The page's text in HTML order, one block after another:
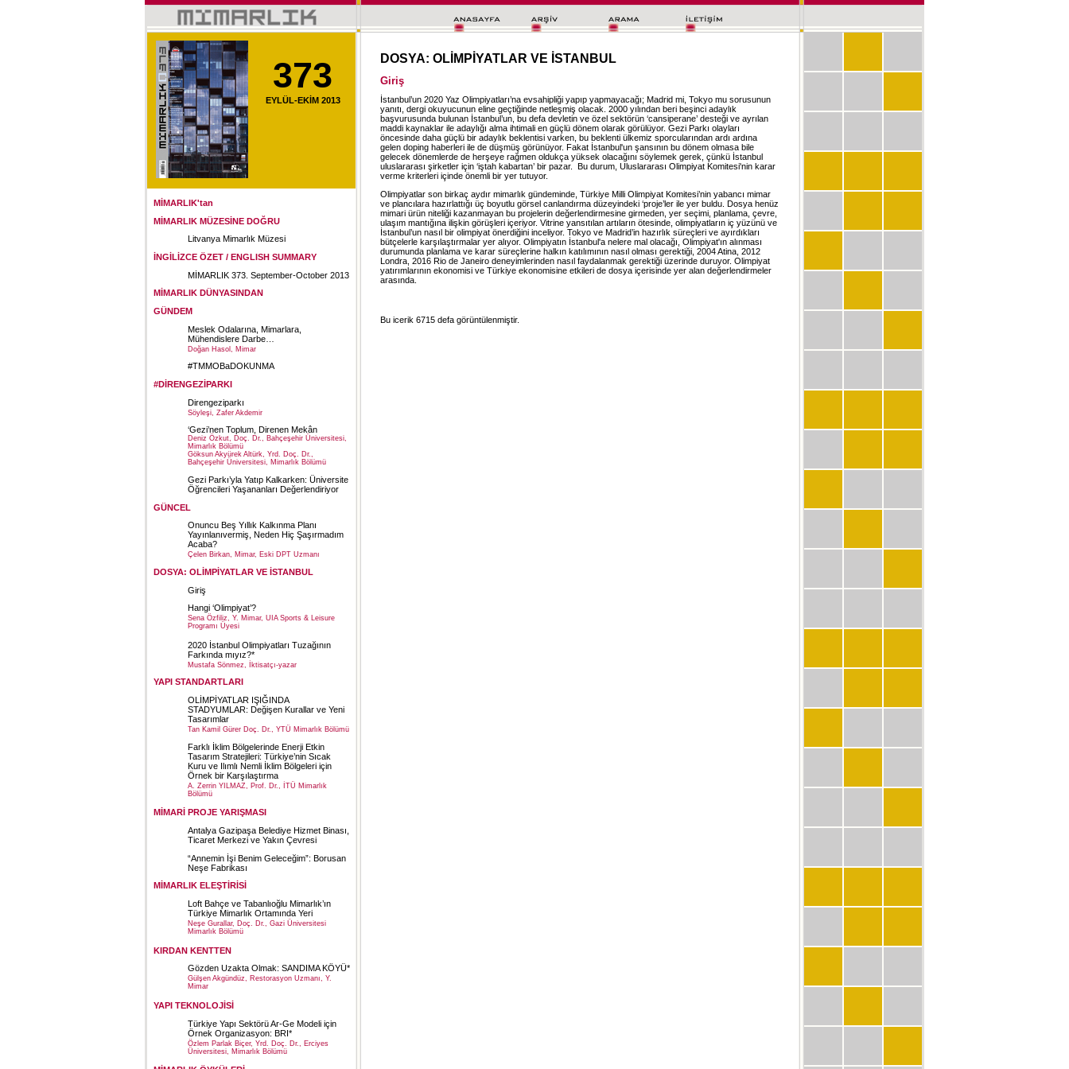
373
EYLÜL-EKİM 2013
MİMARLIK'tan
MİMARLIK MÜZESİNE DOĞRU
Litvanya Mimarlık Müzesi
İNGİLİZCE ÖZET / ENGLISH SUMMARY
MİMARLIK 373. September-October 2013
MİMARLIK DÜNYASINDAN
GÜNDEM
Meslek Odalarına, Mimarlara,
Mühendislere Darbe…
Doğan Hasol, Mimar
#TMMOBaDOKUNMA
#DİRENGEZİPARKI
Direngeziparkı
Söyleşi, Zafer Akdemir
‘Gezi’nen Toplum, Direnen Mekân
Deniz Özkut, Doç. Dr., Bahçeşehir Üniversitesi,
Mimarlık Bölümü
Göksun Akyürek Altürk, Yrd. Doç. Dr.,
Bahçeşehir Üniversitesi, Mimarlık Bölümü
Gezi Parkı’yla Yatıp Kalkarken: Üniversite
Öğrencileri Yaşananları Değerlendiriyor
GÜNCEL
Onuncu Beş Yıllık Kalkınma Planı
Yayınlanıvermiş, Neden Hiç Şaşırmadım
Acaba?
Çelen Birkan, Mimar, Eski DPT Uzmanı
DOSYA: OLİMPİYATLAR VE İSTANBUL
Giriş
Hangi ‘Olimpiyat’?
Sena Özfiliz, Y. Mimar, UIA Sports & Leisure
Programı Üyesi
2020 İstanbul Olimpiyatları Tuzağının
Farkında mıyız?*
Mustafa Sönmez, İktisatçı-yazar
YAPI STANDARTLARI
OLİMPİYATLAR IŞIĞINDA
STADYUMLAR: Değişen Kurallar ve Yeni
Tasarımlar
Tan Kamil Gürer Doç. Dr., YTÜ Mimarlık Bölümü
Farklı İklim Bölgelerinde Enerji Etkin
Tasarım Stratejileri: Türkiye’nin Sıcak
Kuru ve Ilımlı Nemli İklim Bölgeleri için
Örnek bir Karşılaştırma
A. Zerrin YILMAZ, Prof. Dr., İTÜ Mimarlık
Bölümü
MİMARİ PROJE YARIŞMASI
Antalya Gazipaşa Belediye Hizmet Binası,
Ticaret Merkezi ve Yakın Çevresi
“Annemin İşi Benim Geleceğim”: Borusan
Neşe Fabrikası
MİMARLIK ELEŞTİRİSİ
Loft Bahçe ve Tabanlıoğlu Mimarlık’ın
Türkiye Mimarlık Ortamında Yeri
Neşe Gurallar, Doç. Dr., Gazi Üniversitesi
Mimarlık Bölümü
KIRDAN KENTTEN
Gözden Uzakta Olmak: SANDIMA KÖYÜ*
Gülşen Akgündüz, Restorasyon Uzmanı, Y.
Mimar
YAPI TEKNOLOJİSİ
Türkiye Yapı Sektörü Ar-Ge Modeli için
Örnek Organizasyon: BRI*
Özlem Parlak Biçer, Yrd. Doç. Dr., Erciyes
Üniversitesi, Mimarlık Bölümü
DOSYA: OLİMPİYATLAR VE İSTANBUL
Giriş
İstanbul’un 2020 Yaz Olimpiyatları’na evsahipliği yapıp yapmayacağı; Madrid mi, Tokyo mu sorusunun
yanıtı, dergi okuyucunun eline geçtiğinde netleşmiş olacak. 2000 yılından beri beşinci adaylık
başvurusunda bulunan İstanbul’un, bu defa devletin ve özel sektörün ‘cansiperane’ desteği ve ayrılan
maddi kaynaklar ile adaylığı alma ihtimali en güçlü dönem olarak görülüyor. Gezi Parkı olayları
öncesinde daha güçlü bir adaylık beklentisi varken, bu beklenti ülkemiz sporcularından ardı ardına
gelen doping haberleri ile de düşmüş görünüyor. Fakat İstanbul'un şansının bu dönem olmasa bile
gelecek dönemlerde de herşeye rağmen oldukça yüksek olacağını söylemek gerek, çünkü İstanbul
uluslararası şirketler için ‘iştah kabartan’ bir pazar. Bu durum, Uluslararası Olimpiyat Komitesi'nin karar
verme kriterleri içinde önemli bir yer tutuyor.
Olimpiyatlar son birkaç aydır mimarlık gündeminde, Türkiye Milli Olimpiyat Komitesi’nin yabancı mimar
ve plancılara hazırlattığı üç boyutlu görsel canlandırma düzeyindeki ‘proje’ler ile yer buldu. Dosya henüz
mimari ürün niteliği kazanmayan bu projelerin değerlendirmesine girmeden, yer seçimi, planlama, çevre,
ulaşım mantığına ilişkin görüşleri içeriyor. Vitrine yansıtılan artıların ötesinde, olimpiyatların iç yüzünü ve
İstanbul’un nasıl bir olimpiyat önerdiğini inceliyor. Tokyo ve Madrid’in hazırlık süreçleri ve ayırdıkları
bütçelerle karşılaştırmalar yer alıyor. Olimpiyatın İstanbul'a nelere mal olacağı, Olimpiyat'ın alınması
durumunda planlama ve karar süreçlerine halkın katılımının nasıl olması gerektiği, 2004 Atina, 2012
Londra, 2016 Rio de Janeiro deneyimlerinden nasıl faydalanmak gerektiği üzerinde duruyor. Olimpiyat
yatırımlarının ekonomisi ve Türkiye ekonomisine etkileri de dosya içerisinde yer alan değerlendirmeler
arasında.
Bu icerik 6715 defa görüntülenmiştir.